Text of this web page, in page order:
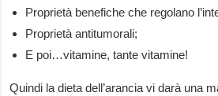
Proprietà benefiche che regolano
Proprietà antitumorali;
E poi…vitamine, tante vitamine!
Quindi la dieta dell’arancia vi darà una